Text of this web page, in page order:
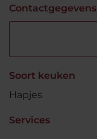
Contactgegevens
Soort keuken
Hapjes
Services